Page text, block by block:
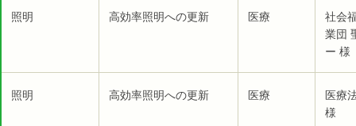
照明 高効率照明への更新 医療
社会
業団
ー 様
照明 高効率照明への更新 医療
医療
様